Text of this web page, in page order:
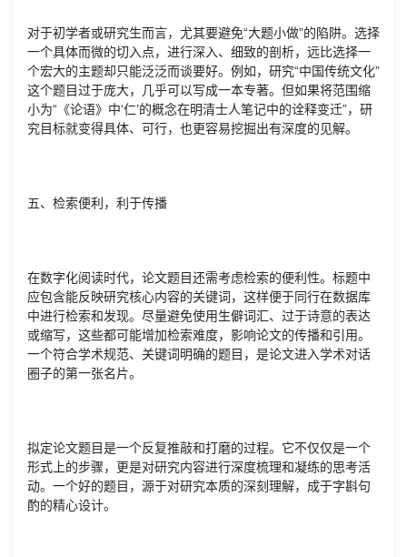
对于初学者或研究生而言，尤其要避免“大题小做”的陷阱。选择
一个具体而微的切入点，进行深入、细致的剖析，远比选择一
个宏大的主题却只能泛泛而谈要好。例如，研究“中国传统文化”
这个题目过于庞大，几乎可以写成一本专著。但如果将范围缩
小为“《论语》中‘仁’的概念在明清士人笔记中的诠释变迁”，研
究目标就变得具体、可行，也更容易挖掘出有深度的见解。
五、检索便利，利于传播
在数字化阅读时代，论文题目还需考虑检索的便利性。标题中
应包含能反映研究核心内容的关键词，这样便于同行在数据库
中进行检索和发现。尽量避免使用生僻词汇、过于诗意的表达
或缩写，这些都可能增加检索难度，影响论文的传播和引用。
一个符合学术规范、关键词明确的题目，是论文进入学术对话
圈子的第一张名片。
拟定论文题目是一个反复推敲和打磨的过程。它不仅仅是一个
形式上的步骤，更是对研究内容进行深度梳理和凝练的思考活
动。一个好的题目，源于对研究本质的深刻理解，成于字斟句
酌的精心设计。